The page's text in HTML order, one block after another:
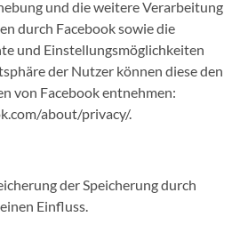
und die weitere Verarbeitung
durch Facebook sowie die
und Einstellungsmöglichkeiten
der Nutzer können diese den
von Facebook entnehmen:
about/privacy/.
der Speicherung durch
Einfluss.